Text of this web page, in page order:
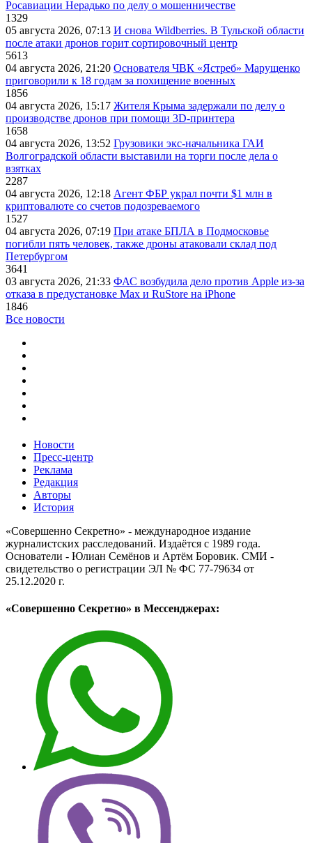
Росавиации Нерадько по делу о мошенничестве
1329
05 августа 2026, 07:13 И снова Wildberries. В Тульской области
после атаки дронов горит сортировочный центр
5613
04 августа 2026, 21:20 Основателя ЧВК «Ястреб» Марущенко
приговорили к 18 годам за похищение военных
1856
04 августа 2026, 15:17 Жителя Крыма задержали по делу о
производстве дронов при помощи 3D‑принтера
1658
04 августа 2026, 13:52 Грузовики экс-начальника ГАИ
Волгоградской области выставили на торги после дела о
взятках
2287
04 августа 2026, 12:18 Агент ФБР украл почти $1 млн в
криптовалюте со счетов подозреваемого
1527
04 августа 2026, 07:19 При атаке БПЛА в Подмосковье
погибли пять человек, также дроны атаковали склад под
Петербургом
3641
03 августа 2026, 21:33 ФАС возбудила дело против Apple из-за
отказа в предустановке Max и RuStore на iPhone
1846
Все новости
Новости
Пресс-центр
Реклама
Редакция
Авторы
История
«Совершенно Секретно» - международное издание
журналистских расследований. Издаётся с 1989 года.
Основатели - Юлиан Семёнов и Артём Боровик. CМИ -
свидетельство о регистрации ЭЛ № ФС 77-79634 от
25.12.2020 г.
«Совершенно Секретно» в Мессенджерах: